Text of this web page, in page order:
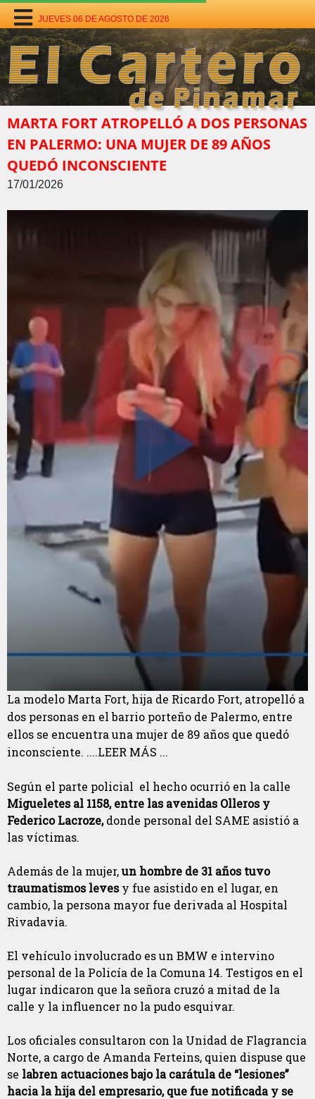
JUEVES 06 DE AGOSTO DE 2026
MARTA FORT ATROPELLÓ A DOS PERSONAS
EN PALERMO: UNA MUJER DE 89 AÑOS
QUEDÓ INCONSCIENTE
17/01/2026
La modelo Marta Fort, hija de Ricardo Fort, atropelló a
dos personas en el barrio porteño de Palermo, entre
ellos se encuentra una mujer de 89 años que quedó
inconsciente. ....LEER MÁS ...
Según el parte policial el hecho ocurrió en la calle
Migueletes al 1158, entre las avenidas Olleros y
Federico Lacroze,donde personal del SAME asistió a
las víctimas.
Además de la mujer,un hombre de 31 años tuvo
traumatismos levesy fue asistido en el lugar, en
cambio, la persona mayor fue derivada al Hospital
Rivadavia.
El vehículo involucrado es un BMW e intervino
personal de la Policía de la Comuna 14. Testigos en el
lugar indicaron que la señora cruzó a mitad de la
calle y la influencer no la pudo esquivar.
Los oficiales consultaron con la Unidad de Flagrancia
Norte, a cargo de Amanda Ferteins, quien dispuse que
se labren actuaciones bajo la carátula de “lesiones”
hacia la hija del empresario, que fue notificada y se